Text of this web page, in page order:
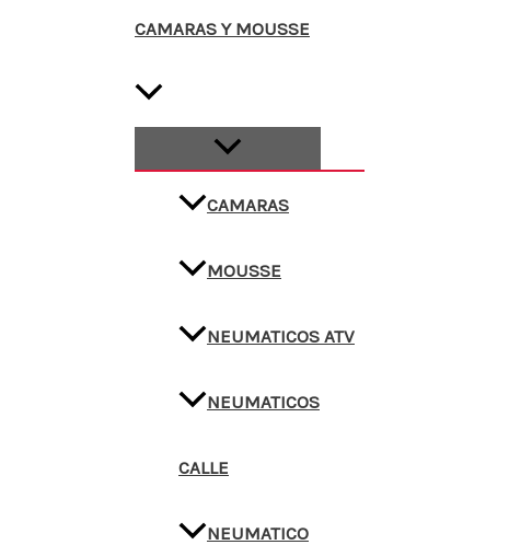
CAMARAS Y MOUSSE
CAMARAS
MOUSSE
NEUMATICOS ATV
NEUMATICOS
CALLE
NEUMATICO